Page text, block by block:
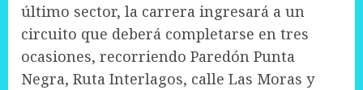
último sector, la carrera ingresará a un
circuito que deberá completarse en tres
ocasiones, recorriendo Paredón Punta
Negra, Ruta Interlagos, calle Las Moras y